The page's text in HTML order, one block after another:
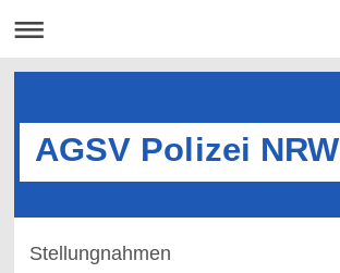
AGSV Polizei NRW
Stellungnahmen